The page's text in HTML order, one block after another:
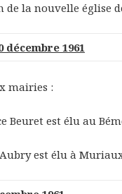
de la nouvelle église
décembre 1961
mairies :
est élu au
est élu à